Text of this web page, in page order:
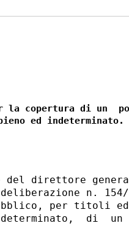
la copertura di un
direttore
n.
per titoli ed
di  un